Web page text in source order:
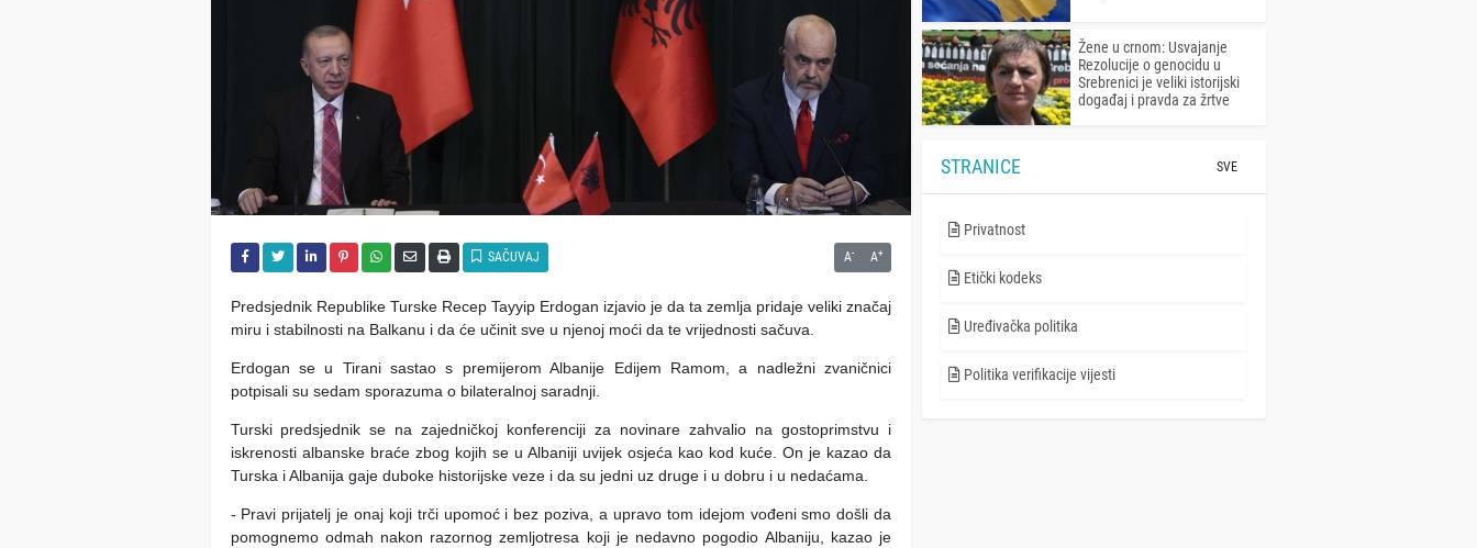
SAČUVAJ A- A+
Predsjednik Republike Turske Recep Tayyip Erdogan izjavio je da ta zemlja pridaje veliki značaj
miru i stabilnosti na Balkanu i da će učinit sve u njenoj moći da te vrijednosti sačuva.
Erdogan se u Tirani sastao s premijerom Albanije Edijem Ramom, a nadležni zvaničnici
potpisali su sedam sporazuma o bilateralnoj saradnji.
Turski predsjednik se na zajedničkoj konferenciji za novinare zahvalio na gostoprimstvu i
iskrenosti albanske braće zbog kojih se u Albaniji uvijek osjeća kao kod kuće. On je kazao da
Turska i Albanija gaje duboke historijske veze i da su jedni uz druge i u dobru i u nedaćama.
- Pravi prijatelj je onaj koji trči upomoć i bez poziva, a upravo tom idejom vođeni smo došli da
pomognemo odmah nakon razornog zemljotresa koji je nedavno pogodio Albaniju, kazao je
Žene u crnom: Usvajanje
Rezolucije o genocidu u
Srebrenici je veliki istorijski
događaj i pravda za žrtve
STRANICE SVE
Privatnost
Etički kodeks
Uređivačka politika
Politika verifikacije vijesti